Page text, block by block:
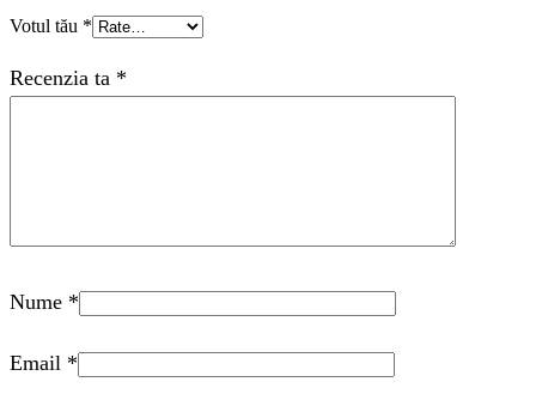
Votul tău *
Recenzia ta *
Nume *
Email *